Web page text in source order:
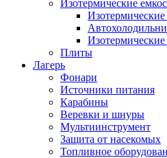
Изотермические
Плиты
Лагерь
Фонари
Источники питания
Карабины
Веревки и шнуры
Мультиинструмент
Защита от насекомых
Топливное